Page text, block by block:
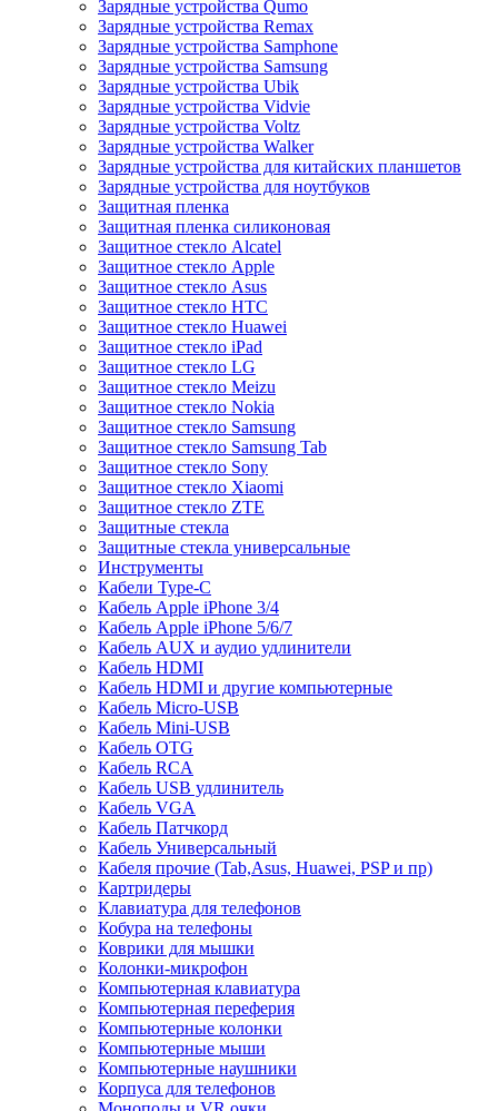
Зарядные устройства Qumo
Зарядные устройства Remax
Зарядные устройства Samphone
Зарядные устройства Samsung
Зарядные устройства Ubik
Зарядные устройства Vidvie
Зарядные устройства Voltz
Зарядные устройства Walker
Зарядные устройства для китайских планшетов
Зарядные устройства для ноутбуков
Защитная пленка
Защитная пленка силиконовая
Защитное стекло Alcatel
Защитное стекло Apple
Защитное стекло Asus
Защитное стекло HTC
Защитное стекло Huawei
Защитное стекло iPad
Защитное стекло LG
Защитное стекло Meizu
Защитное стекло Nokia
Защитное стекло Samsung
Защитное стекло Samsung Tab
Защитное стекло Sony
Защитное стекло Xiaomi
Защитное стекло ZTE
Защитные стекла
Защитные стекла универсальные
Инструменты
Кабели Type-C
Кабель Apple iPhone 3/4
Кабель Apple iPhone 5/6/7
Кабель AUX и аудио удлинители
Кабель HDMI
Кабель HDMI и другие компьютерные
Кабель Micro-USB
Кабель Mini-USB
Кабель OTG
Кабель RCA
Кабель USB удлинитель
Кабель VGA
Кабель Патчкорд
Кабель Универсальный
Кабеля прочие (Tab,Asus, Huawei, PSP и пр)
Картридеры
Клавиатура для телефонов
Кобура на телефоны
Коврики для мышки
Колонки-микрофон
Компьютерная клавиатура
Компьютерная переферия
Компьютерные колонки
Компьютерные мыши
Компьютерные наушники
Корпуса для телефонов